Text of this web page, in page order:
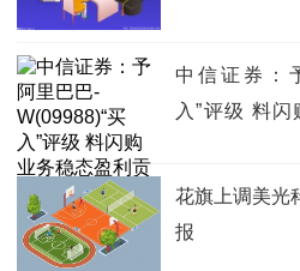
中信证券：
入”评级 料
花旗上调美光
报